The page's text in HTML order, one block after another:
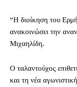
“Η διοίκηση του
ανακοινώσει την
Μιχαηλίδη.
Ο ταλαντούχος
και τη νέα